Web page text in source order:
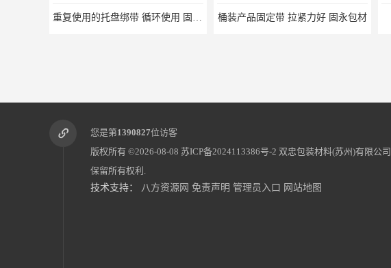
桶装产品固定带 拉紧力好 固永包材 托盘运输网兜 固永包材
您是第1390827位访客
版权所有 ©2026-08-08 苏ICP备2024113386号-2 双忠包装材料(苏州)有限公司
保留所有权利.
技术支持：
八方资源网 免责声明 管理员入口 网站地图